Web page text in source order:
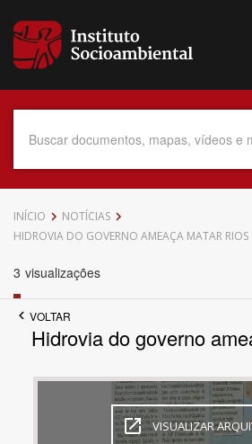
para
conteúdo
Data do Documento
Até
INÍCIO
NOTÍCIAS
HIDROVIA DO GOVERNO AMEAÇA MATAR RIOS
3 visualizações
VOLTAR
Hidrovia do governo
VISUALIZAR